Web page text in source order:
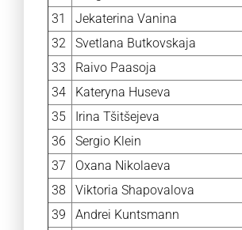
31
Jekaterina Vanina
32
Svetlana Butkovskaja
33
Raivo Paasoja
34
Kateryna Huseva
35
Irina Tšitšejeva
36
Sergio Klein
37
Oxana Nikolaeva
38
Viktoria Shapovalova
39
Andrei Kuntsmann